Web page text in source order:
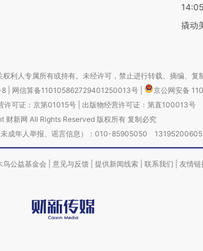
14:05
撬动
利人专属所有或持有。未经许可，禁止进行转载、摘编、复
8 网信算备110105862729401250013号
京公网安备
许可证：京第01015号| 出版物经营许可证：第直100013号
财新网 All Rights Reserved 版权所有 复制必究
未成年人举报、谣言信息）：010-85905050
鸟公益基金会 意见与反馈 提供新闻线索 联系我们 友情链